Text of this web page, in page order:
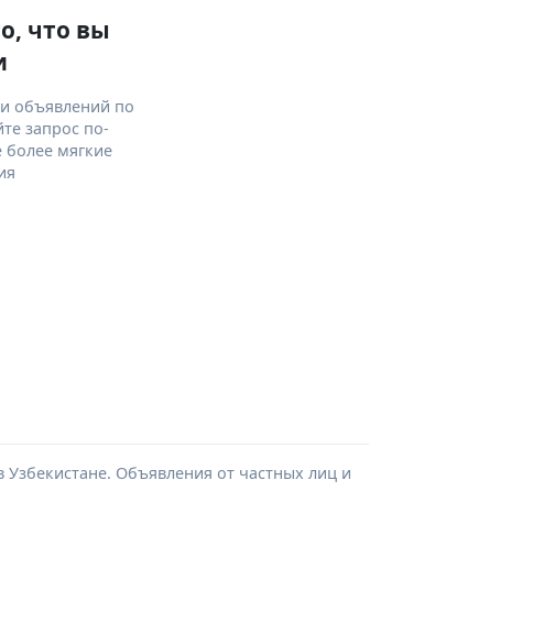
что вы
объявлений по
запрос по-
более мягкие
Объявления от частных лиц и